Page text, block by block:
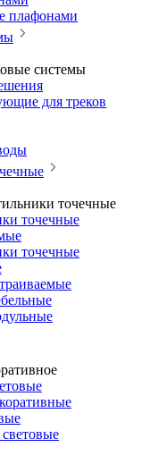
плафонами
системы
для треков
точечные
точечные
точечные